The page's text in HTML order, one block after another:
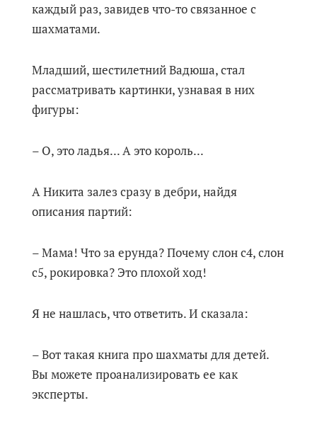
каждый раз, завидев что-то связанное с
шахматами.
Младший, шестилетний Вадюша, стал
рассматривать картинки, узнавая в них
фигуры:
– О, это ладья... А это король...
А Никита залез сразу в дебри, найдя
описания партий:
– Мама! Что за ерунда? Почему слон с4, слон
с5, рокировка? Это плохой ход!
Я не нашлась, что ответить. И сказала:
– Вот такая книга про шахматы для детей.
Вы можете проанализировать ее как
эксперты.